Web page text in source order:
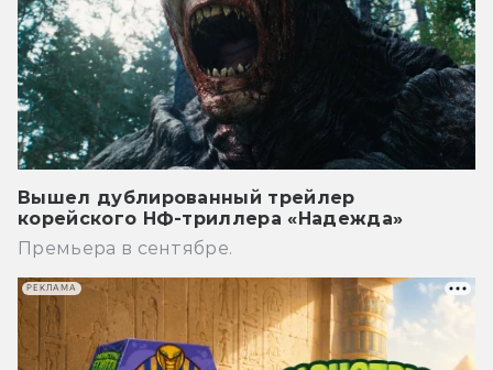
Вышел дублированный трейлер
корейского НФ-триллера «Надежда»
Премьера в сентябре.
РЕКЛАМА